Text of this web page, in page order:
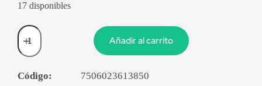
17 disponibles
Añadir al carrito
Código:
7506023613850